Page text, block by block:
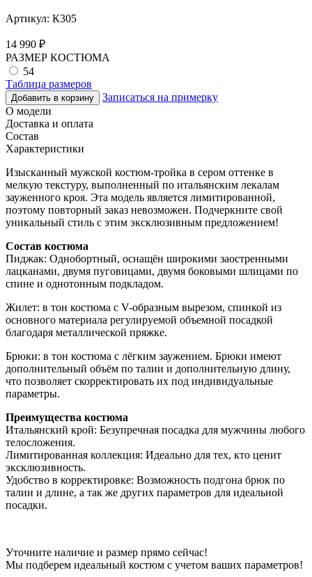
Артикул: К305
14 990 ₽
РАЗМЕР КОСТЮМА
54
Таблица размеров
Добавить в корзину
Записаться на примерку
О модели
Доставка и оплата
Состав
Характеристики
Изысканный мужской костюм-тройка в сером оттенке в
мелкую текстуру, выполненный по итальянским лекалам
зауженного кроя. Эта модель является лимитированной,
поэтому повторный заказ невозможен. Подчеркните свой
уникальный стиль с этим эксклюзивным предложением!
Состав костюма
Пиджак: Однобортный, оснащён широкими заостренными
лацканами, двумя пуговицами, двумя боковыми шлицами по
спине и однотонным подкладом.
Жилет: в тон костюма с V-образным вырезом, спинкой из
основного материала регулируемой объемной посадкой
благодаря металлической пряжке.
Брюки: в тон костюма с лёгким заужением. Брюки имеют
дополнительный объём по талии и дополнительную длину,
что позволяет скорректировать их под индивидуальные
параметры.
Преимущества костюма
Итальянский крой: Безупречная посадка для мужчины любого
телосложения.
Лимитированная коллекция: Идеально для тех, кто ценит
эксклюзивность.
Удобство в корректировке: Возможность подгона брюк по
талии и длине, а так же других параметров для идеальной
посадки.
Уточните наличие и размер прямо сейчас!
Мы подберем идеальный костюм с учетом ваших параметров!